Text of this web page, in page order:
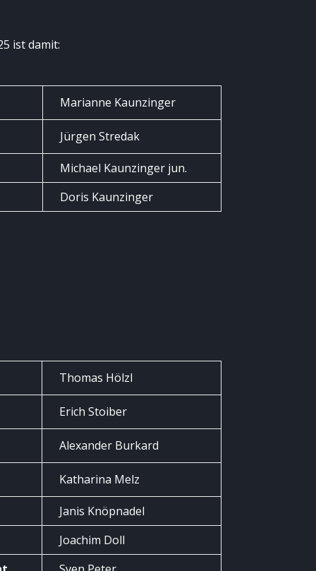
ist damit:
Marianne Kaunzinger
Jürgen Stredak
Michael Kaunzinger jun.
Doris Kaunzinger
Thomas Hölzl
Erich Stoiber
Alexander Burkard
Katharina Melz
Janis Knöpnadel
Joachim Doll